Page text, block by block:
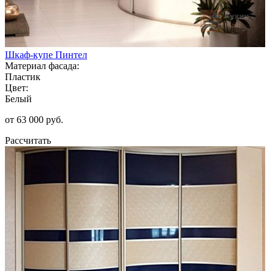
Шкаф-купе Пинтел
Материал фасада:
Пластик
Цвет:
Белый
от 63 000 руб.
Рассчитать